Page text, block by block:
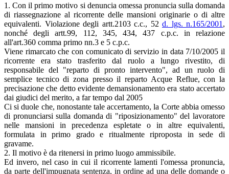
1. Con il primo motivo si denuncia omessa pronuncia sulla domanda
di riassegnazione al ricorrente delle mansioni originarie o di altre
equivalenti. Violazione degli artt.2103 c.c., 52 d. lgs. n.165/2001 ,
nonché degli artt.99, 112, 345, 434, 437 c.p.c. in relazione
all'art.360 comma primo nn.3 e 5 c.p.c.
Viene rimarcato che con comunicato di servizio in data 7/10/2005 il
ricorrente era stato trasferito dal ruolo a lungo rivestito, di
responsabile del "reparto di pronto intervento", ad un ruolo di
semplice tecnico di zona presso il reparto Acque Reflue, con la
precisazione che detto evidente demansionamento era stato accertato
dai giudici del merito, a far tempo dal 2005
Ci si duole che, nonostante tale accertamento, la Corte abbia omesso
di pronunciarsi sulla domanda di "riposizionamento" del lavoratore
nelle mansioni in precedenza espletate o in altre equivalenti,
formulata in primo grado e ritualmente riproposta in sede di
gravame.
2. Il motivo è da ritenersi in primo luogo ammissibile.
Ed invero, nel caso in cui il ricorrente lamenti l'omessa pronuncia,
da parte dell'impugnata sentenza, in ordine ad una delle domande o